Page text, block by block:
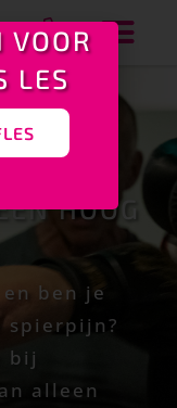
HOOG
ben je
spierpijn?
bij
alleen
VOOR
LES